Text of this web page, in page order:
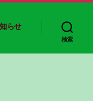
らせ
検索